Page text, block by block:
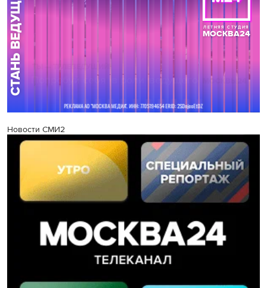
Новости СМИ2